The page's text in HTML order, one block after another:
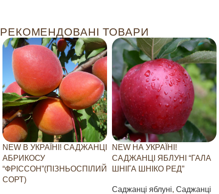
РЕКОМЕНДОВАНІ ТОВАРИ
NEW В УКРАЇНІ! САДЖАНЦІ
АБРИКОСУ
“ФРІССОН”(ПІЗНЬОСПІЛИЙ
СОРТ)
NEW НА УКРАЇНІ!
САДЖАНЦІ ЯБЛУНІ “ГАЛА
ШНІГА ШНІКО РЕД”
Саджанці яблуні, Саджанці